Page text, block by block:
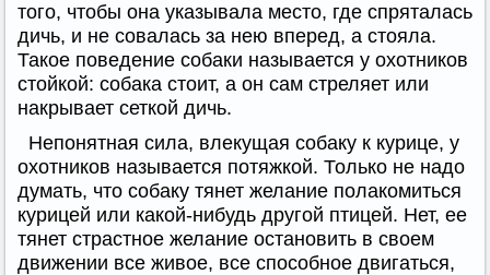
того, чтобы она указывала место, где спряталась
дичь, и не совалась за нею вперед, а стояла.
Такое поведение собаки называется у охотников
стойкой: собака стоит, а он сам стреляет или
накрывает сеткой дичь.
Непонятная сила, влекущая собаку к курице, у
охотников называется потяжкой. Только не надо
думать, что собаку тянет желание полакомиться
курицей или какой-нибудь другой птицей. Нет, ее
тянет страстное желание остановить в своем
движении все живое, все способное двигаться,